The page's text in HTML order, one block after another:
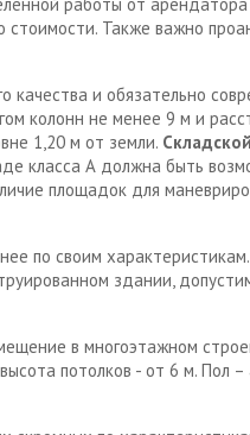
Также важно
качества и обязательно
колонн не менее 9 м и
1,20 м от земли.
класса А должна быть
площадок для
по своим
здании,
в многоэтажном
потолков - от 6 м. Пол